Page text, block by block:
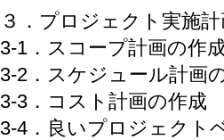
３．プロジェクト実施
3-1．スコープ計画の作
3-2．スケジュール計画
3-3．コスト計画の作成
3-4．良いプロジェクト